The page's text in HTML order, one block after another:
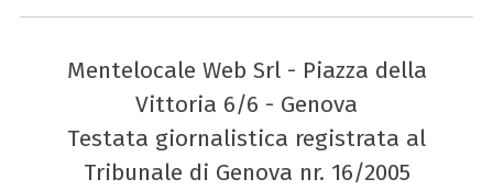
Mentelocale Web Srl - Piazza della
Vittoria 6/6 - Genova
Testata giornalistica registrata al
Tribunale di Genova nr. 16/2005